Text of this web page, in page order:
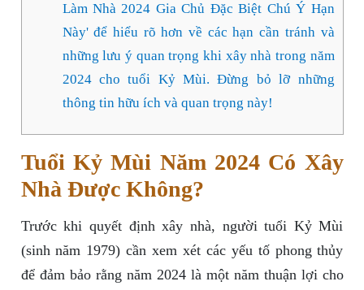
Làm Nhà 2024 Gia Chủ Đặc Biệt Chú Ý Hạn
Này' để hiểu rõ hơn về các hạn cần tránh và
những lưu ý quan trọng khi xây nhà trong năm
2024 cho tuổi Kỷ Mùi. Đừng bỏ lỡ những
thông tin hữu ích và quan trọng này!
Tuổi Kỷ Mùi Năm 2024 Có Xây
Nhà Được Không?
Trước khi quyết định xây nhà, người tuổi Kỷ Mùi
(sinh năm 1979) cần xem xét các yếu tố phong thủy
để đảm bảo rằng năm 2024 là một năm thuận lợi cho